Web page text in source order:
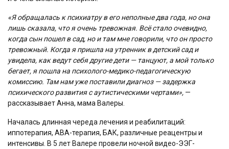
«Я обращалась к психиатру в его неполные два года, но она
лишь сказала, что я очень тревожная. Всё стало очевидно,
когда сын пошел в сад, но и там мне говорили, что он просто
тревожный. Когда я пришла на утренник в детский сад и
увидела, как ведут себя другие дети — танцуют, а мой только
бегает, я пошла на психолого-медико-педагогическую
комиссию. Там нам уже поставили диагноз — задержка
психического развития с аутистическими чертами», —
рассказывает Анна, мама Валеры.
Началась длинная череда лечения и реабилитаций:
иппотерапия, АВА-терапия, БАК, различные реацентры и
интенсивы. В 5 лет Валере провели ночной видео-ЭЭГ-